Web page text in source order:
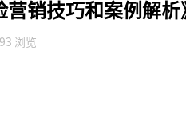
销技巧和案例解析
浏览